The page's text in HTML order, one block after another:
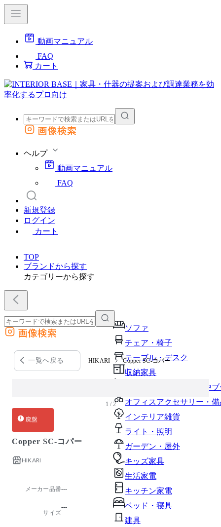
動画マニュアル
FAQ
カート
外部サイトの商品をカートに追加
画像検索
ヘルプ
動画マニュアル
FAQ
新規登録
ログイン
カート
TOP
ブランドから探す
カテゴリーから探す
ソファ
チェア・椅子
テーブル・デスク
収納家具
パーソナルブース・集中
オフィスアクセサリー・備
インテリア雑貨
ライト・照明
ガーデン・屋外
キッズ家具
生活家電
キッチン家電
ベッド・寝具
建具
外部サイトの商品をカートに追加
他のサイトで見つけた商品ページのURLを貼り付けて、カートに追加できます
画像検索
一覧へ戻る HIKARI Copper SC-コパー
1 / 2
廃盤
Copper SC-コパー
HIKARI
メーカー品番---
サイズ
---